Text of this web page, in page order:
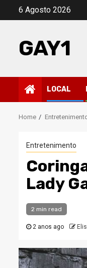
6 Agosto 2026
GAY1
LOCAL
Home
Entretenimento
Lady
2 min read
2 anos ago